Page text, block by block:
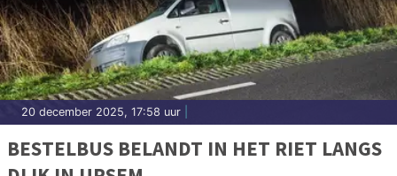
20 december 2025, 17:58 uur
BESTELBUS BELANDT IN HET RIET LANGS